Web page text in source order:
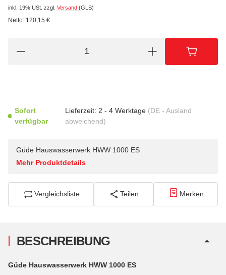
inkl. 19% USt. zzgl. Versand (GLS)
Netto: 120,15 €
Sofort
verfügbar
Lieferzeit: 2 - 4 Werktage (DE - Ausland
abweichend)
Güde Hauswasserwerk HWW 1000 ES
Mehr Produktdetails
Vergleichsliste Teilen Merken
BESCHREIBUNG
Güde Hauswasserwerk HWW 1000 ES